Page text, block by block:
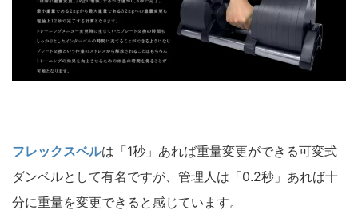
フレックスベルは「1秒」あれば重量変更ができる可変式
ダンベルとして有名ですが、管理人は「0.2秒」あれば十
分に重量を変更できると感じています。